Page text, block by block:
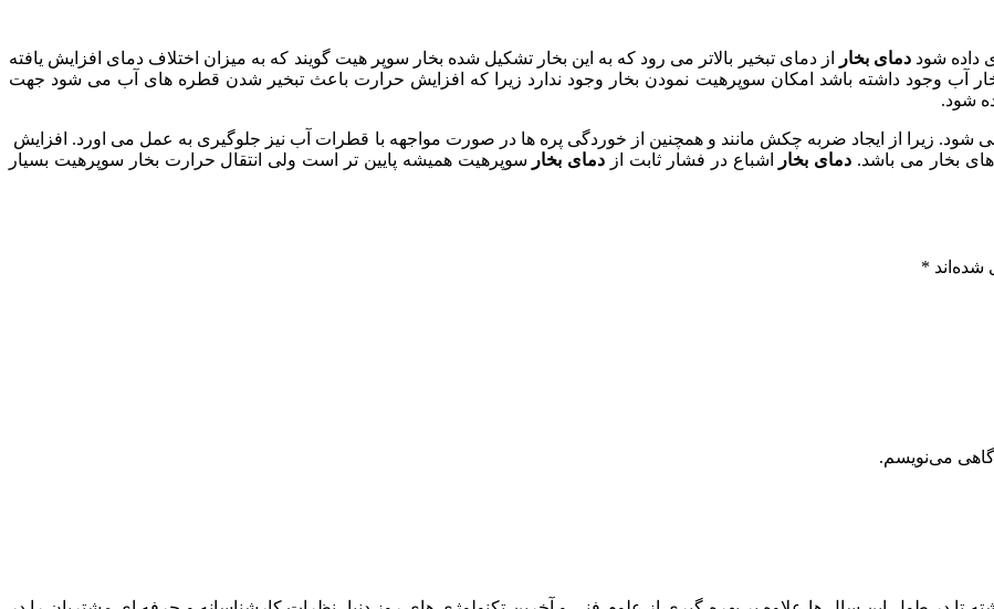
داده شوددمای بخار
از دمای تبخیر بالاتر می رود که به این بخار تشکیل شده بخار سوپر هیت گویند که به میزان اختلاف دمای افزایش یافته
آب وجود داشته باشد امکان سوپرهیت نمودن بخار وجود ندارد زیرا که افزایش حرارت باعث تبخیر شدن قطره های آب می شود جهت
شود.
شود. زیرا از ایجاد ضربه چکش مانند و همچنین از خوردگی پره ها در صورت مواجهه با قطرات آب نیز جلوگیری به عمل می اورد. افزایش
های بخار می باشد. دمای بخار اشباع در فشار ثابت از دمای بخار سوپرهیت همیشه پایین تر است ولی انتقال حرارت بخار سوپرهیت بسیار
شده‌اند *
می‌نویسم.